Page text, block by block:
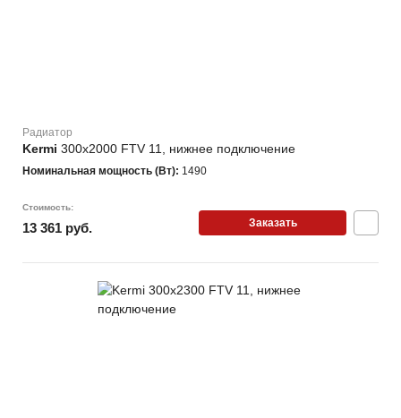
Радиатор
Kermi 300х2000 FTV 11, нижнее подключение
Номинальная мощность (Вт): 1490
Стоимость:
13 361 руб. Заказать